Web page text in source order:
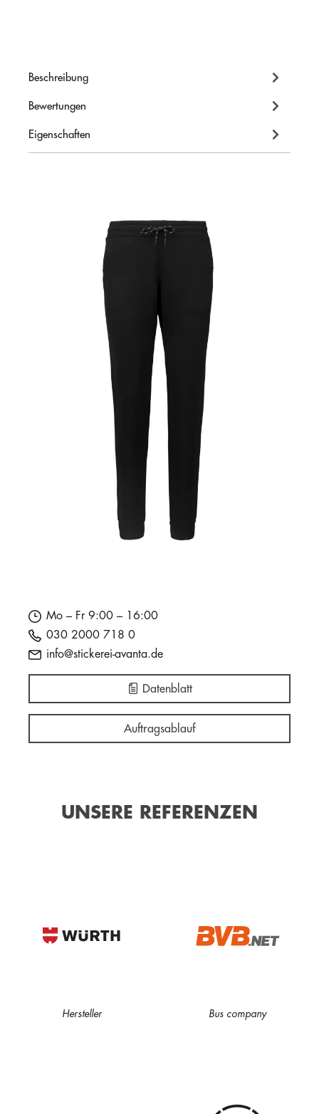
Beschreibung
Bewertungen
Eigenschaften
Mo – Fr 9:00 – 16:00
030 2000 718 0
info@stickerei-avanta.de
Datenblatt
Auftragsablauf
UNSERE REFERENZEN
Hersteller Bus company